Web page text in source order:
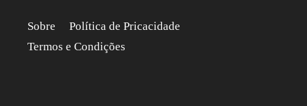
Sobre
Política de Pricacidade
Termos e Condições